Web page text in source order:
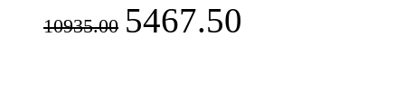
10935.00 5467.50